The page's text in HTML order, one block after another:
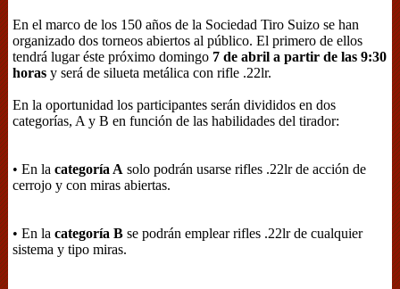
En el marco de los 150 años de la Sociedad Tiro Suizo se han
organizado dos torneos abiertos al público. El primero de ellos
tendrá lugar éste próximo domingo 7 de abril a partir de las 9:30
horas y será de silueta metálica con rifle .22lr.
En la oportunidad los participantes serán divididos en dos
categorías, A y B en función de las habilidades del tirador:
• En la categoría A solo podrán usarse rifles .22lr de acción de
cerrojo y con miras abiertas.
• En la categoría B se podrán emplear rifles .22lr de cualquier
sistema y tipo miras.